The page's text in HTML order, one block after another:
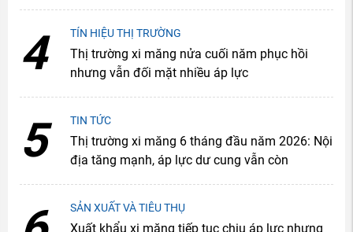
4 TÍN HIỆU THỊ TRƯỜNG
Thị trường xi măng nửa cuối năm phục hồi
nhưng vẫn đối mặt nhiều áp lực
5 TIN TỨC
Thị trường xi măng 6 tháng đầu năm 2026: Nội
địa tăng mạnh, áp lực dư cung vẫn còn
SẢN XUẤT VÀ TIÊU THỤ
Xuất khẩu xi măng tiếp tục chịu áp lực nhưng